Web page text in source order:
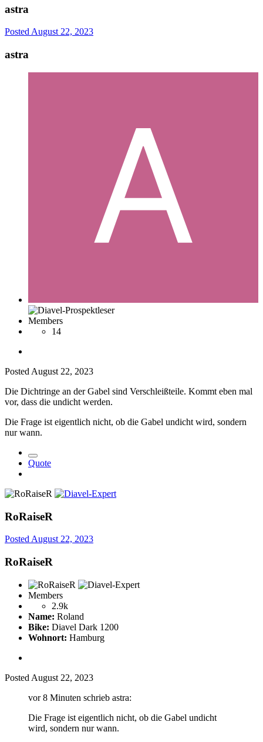
astra
PostedAugust 22, 2023
astra
Members
14
Posted August 22, 2023
Die Dichtringe an der Gabel sind Verschleißteile. Kommt eben mal
vor, dass die undicht werden.
Die Frage ist eigentlich nicht, ob die Gabel undicht wird, sondern
nur wann.
Quote
RoRaiseR
Posted August 22, 2023
RoRaiseR
Members
2.9k
Name: Roland
Bike: Diavel Dark 1200
Wohnort: Hamburg
Posted August 22, 2023
vor 8 Minuten schrieb astra:
Die Frage ist eigentlich nicht, ob die Gabel undicht
wird, sondern nur wann.